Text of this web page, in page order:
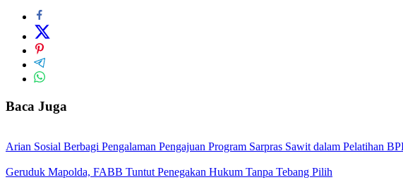
Baca Juga
Arian Sosial Berbagi Pengalaman Pengajuan Program Sarpras Sawit dalam Pelatihan
Geruduk Mapolda, FABB Tuntut Penegakan Hukum Tanpa Tebang Pilih